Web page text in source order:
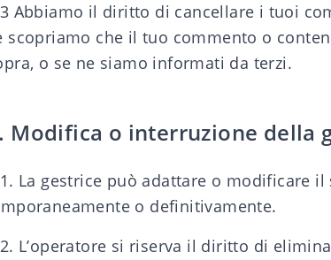
Abbiamo il diritto di cancellare i tuoi
scopriamo che il tuo commento o
o se ne siamo informati da terzi.
Modifica o interruzione della
La gestrice può adattare o modificare
o definitivamente.
L’operatore si riserva il diritto di